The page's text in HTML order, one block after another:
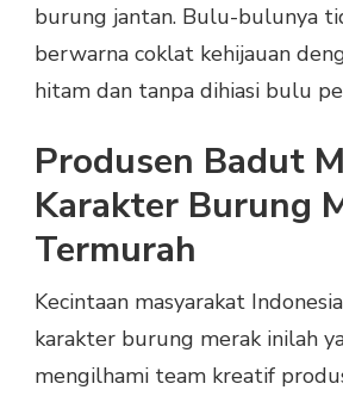
burung jantan. Bulu-bulunya
berwarna coklat kehijauan
hitam dan tanpa dihiasi bulu
Produsen Badut
Karakter Burung
Termurah
Kecintaan masyarakat
karakter burung merak inilah
mengilhami team kreatif